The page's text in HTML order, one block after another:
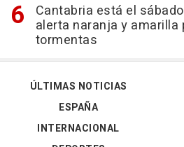
Cantabria está el
alerta naranja y amarilla
tormentas
ÚLTIMAS NOTICIAS
ESPAÑA
INTERNACIONAL